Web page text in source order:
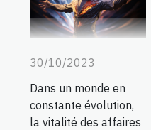
30/10/2023
Dans un monde en
constante évolution,
la vitalité des affaires